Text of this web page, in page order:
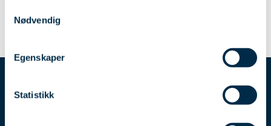
Nødvendig
Egenskaper
Statistikk